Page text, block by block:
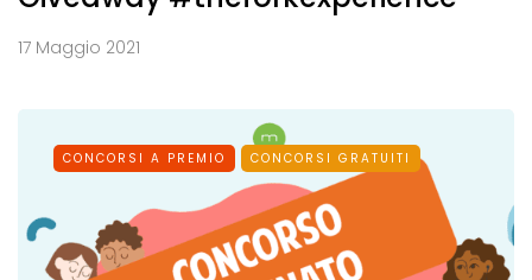
17 Maggio 2021
CONCORSI A PREMIO CONCORSI GRATUITI